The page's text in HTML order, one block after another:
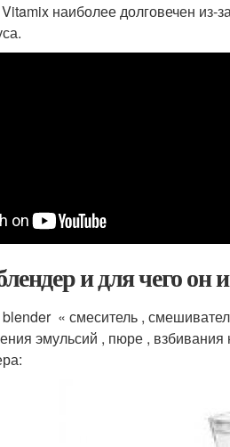
наиболее долговечен из-
и для чего он
« смеситель ,
эмульсий , пюре , взбивания